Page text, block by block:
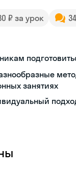
₽ за урок
занятиях